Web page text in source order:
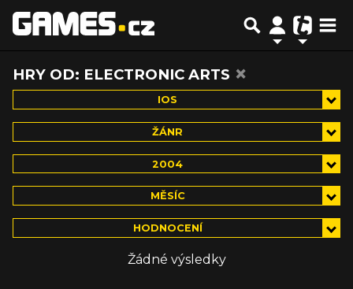
HRY OD: ELECTRONIC ARTS ×
IOS
ŽÁNR
2004
MĚSÍC
HODNOCENÍ
Žádné výsledky